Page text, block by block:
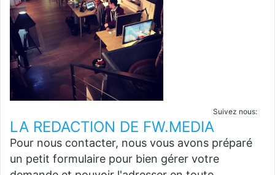
Suivez nous:
LA REDACTION DE FW.MEDIA
Pour nous contacter, nous vous avons préparé
un petit formulaire pour bien gérer votre